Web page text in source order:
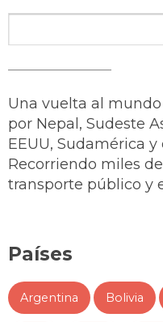
Una vuelta al
por Nepal, Sudeste
EEUU, Sudamérica
Recorriendo miles
transporte público y
Países
Argentina Bolivia